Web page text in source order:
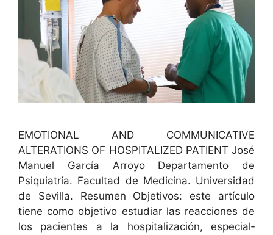
EMOTIONAL AND COMMUNICATIVE
ALTERATIONS OF HOSPITALIZED PATIENT José
Manuel Gar­cía Arroyo Depar­ta­men­to de
Psiquia­tría. Fac­ul­tad de Med­i­c­i­na. Uni­ver­si­dad
de Sevil­la. Resumen Obje­tivos: este artícu­lo
tiene como obje­ti­vo estu­di­ar las reac­ciones de
los pacientes a la hos­pi­tal­ización, espe­cial­